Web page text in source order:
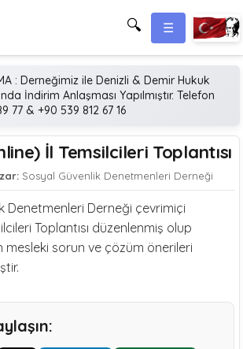
🔍 ☰
: Derneğimiz ile Denizli & Demir Hukuk
İndirim Anlaşması Yapılmıştır. Telefon
77 & +90 539 812 67 16
İl Temsilcileri Toplantısı
Sosyal Güvenlik Denetmenleri Derneği
Denetmenleri Derneği çevrimiçi
Toplantısı düzenlenmiş olup
mesleki sorun ve çözüm önerileri